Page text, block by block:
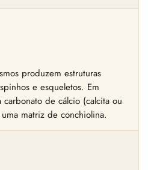
produzem estruturas
e esqueletos. Em
carbonato de cálcio (calcita ou
matriz de conchiolina.